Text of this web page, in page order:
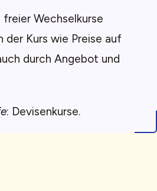
Wechselkurse
Kurs wie Preise auf
durch Angebot und
: Devisenkurse.